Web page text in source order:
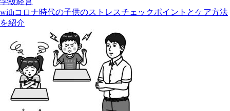
withコロナ時代の子供のストレスチェックポイントとケア方法
を紹介